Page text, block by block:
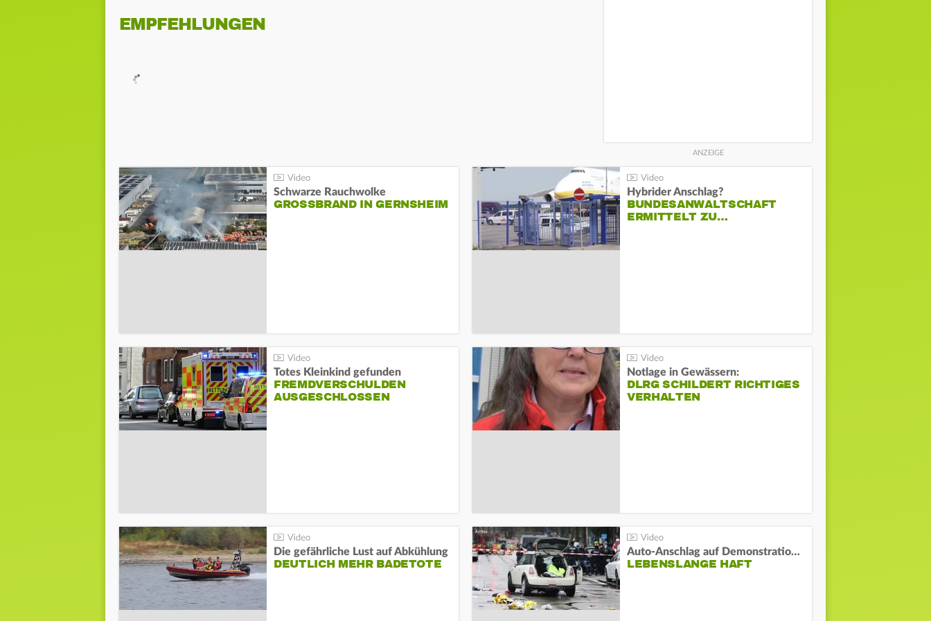
EMPFEHLUNGEN
Schwarze Rauchwolke
GROSSBRAND IN GERNSHEIM
Hybrider Anschlag?
BUNDESANWALTSCHAFT
ERMITTELT ZU…
Totes Kleinkind gefunden
FREMDVERSCHULDEN
AUSGESCHLOSSEN
Notlage in Gewässern:
DLRG SCHILDERT RICHTIGES
VERHALTEN
Die gefährliche Lust auf Abkühlung
DEUTLICH MEHR BADETOTE
Auto-Anschlag auf Demonstration in München:
LEBENSLANGE HAFT